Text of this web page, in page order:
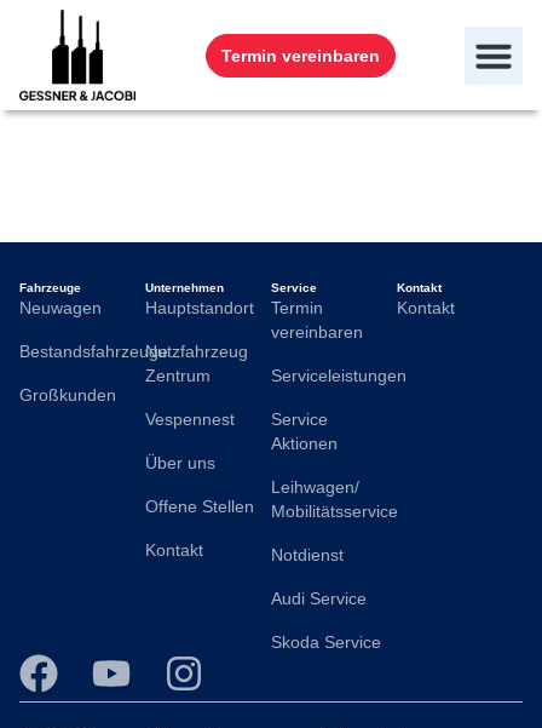
Termin vereinbaren
Fahrzeuge
Neuwagen
Bestandsfahrzeuge
Großkunden
Unternehmen
Hauptstandort
Nutzfahrzeug
Zentrum
Vespennest
Über uns
Offene Stellen
Kontakt
Service
Termin
vereinbaren
Serviceleistungen
Service
Aktionen
Leihwagen/
Mobilitätsservice
Notdienst
Audi Service
Skoda Service
Kontakt
Kontakt